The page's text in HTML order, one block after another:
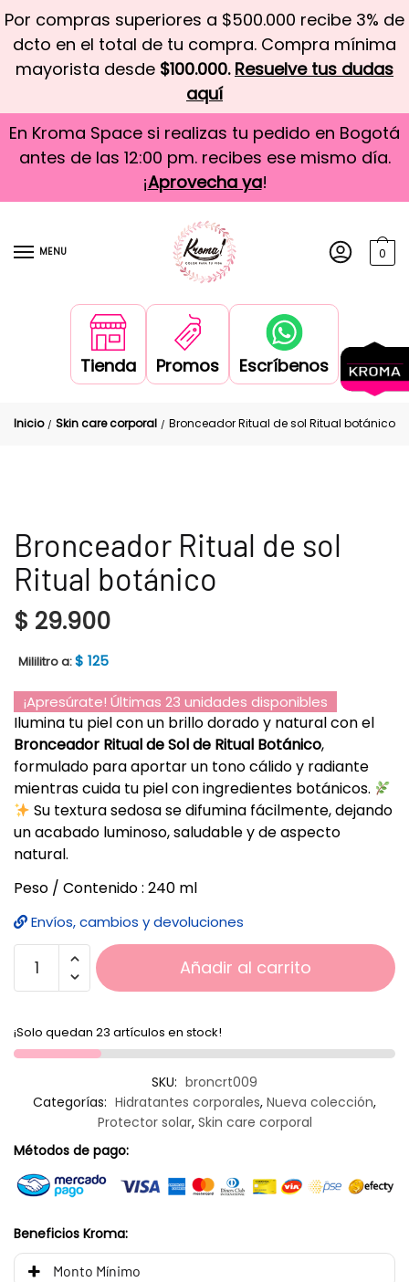
Por compras superiores a $500.000 recibe 3% de
dcto en el total de tu compra. Compra mínima
mayorista desde $100.000. Resuelve tus dudas
aquí
En Kroma Space si realizas tu pedido en Bogotá
antes de las 12:00 pm. recibes ese mismo día.
¡Aprovecha ya!
MENU 0
Tienda Promos Escríbenos
Inicio / Skin care corporal / Bronceador Ritual de sol Ritual botánico
Bronceador Ritual de sol
Ritual botánico
$ 29.900
Mililitro a:$ 125
¡Apresúrate! Últimas 23 unidades disponibles
Ilumina tu piel con un brillo dorado y natural con el
Bronceador Ritual de Sol de Ritual Botánico,
formulado para aportar un tono cálido y radiante
mientras cuida tu piel con ingredientes botánicos.
Su textura sedosa se difumina fácilmente, dejando
un acabado luminoso, saludable y de aspecto
natural.
Peso / Contenido : 240 ml
Envíos, cambios y devoluciones
Añadir al carrito
¡Solo quedan 23 artículos en stock!
SKU: broncrt009
Categorías: Hidratantes corporales, Nueva colección,
Protector solar, Skin care corporal
Métodos de pago:
Beneficios Kroma:
Monto Mínimo